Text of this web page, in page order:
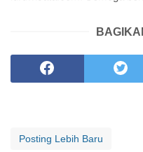
Posting Lebih Baru